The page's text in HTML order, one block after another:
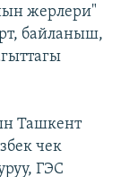
жерлери"
байланыш,
Ташкент
чек
ГЭС